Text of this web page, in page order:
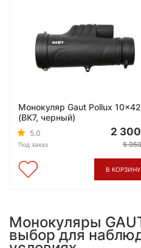
Монокуляр Gaut Pollux 10x42
(BK7, черный)
5.0
Под заказ
2 300
5
В КОРЗИНУ
Монокуляры
выбор для